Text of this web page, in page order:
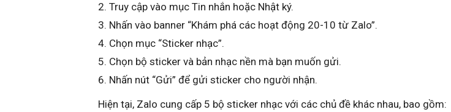
Truy cập vào mục Tin nhắn hoặc Nhật ký.
Nhấn vào banner “Khám phá các hoạt động 20-10 từ Zalo”.
Chọn mục “Sticker nhạc”.
Chọn bộ sticker và bản nhạc nền mà bạn muốn gửi.
Nhấn nút “Gửi” để gửi sticker cho người nhận.
Hiện tại, Zalo cung cấp 5 bộ sticker nhạc với các chủ đề khác nhau, bao gồm: